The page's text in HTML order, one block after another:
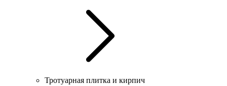
Тротуарная плитка и кирпич